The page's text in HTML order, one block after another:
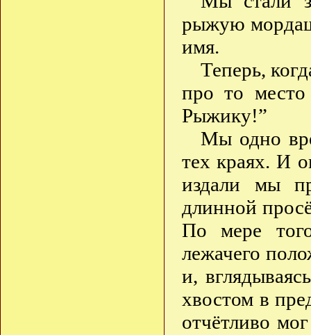
рыжую
имя.
Теперь,
про то
Рыжику!”
Мы одно
тех краях. И
издали мы
длинной
По мере
лежачего
и,
хвостом в
отчётливо